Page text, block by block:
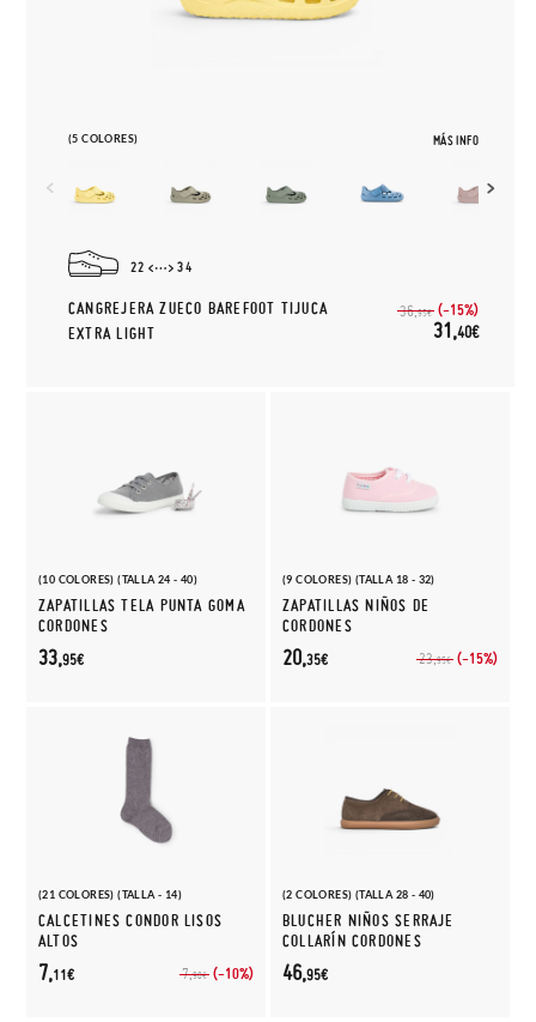
(5 COLORES) MÁS INFO
22 34
CANGREJERA ZUECO BAREFOOT TIJUCA
EXTRA LIGHT
36,95€ (-15%)
31,40€
(10 COLORES) (TALLA 24 - 40)
ZAPATILLAS TELA PUNTA GOMA
CORDONES
33,95€
(9 COLORES) (TALLA 18 - 32)
ZAPATILLAS NIÑOS DE
CORDONES
23,95€ (-15%)
20,35€
(21 COLORES) (TALLA - 14)
CALCETINES CONDOR LISOS
ALTOS
7,90€ (-10%)
7,11€
(2 COLORES) (TALLA 28 - 40)
BLUCHER NIÑOS SERRAJE
COLLARÍN CORDONES
46,95€